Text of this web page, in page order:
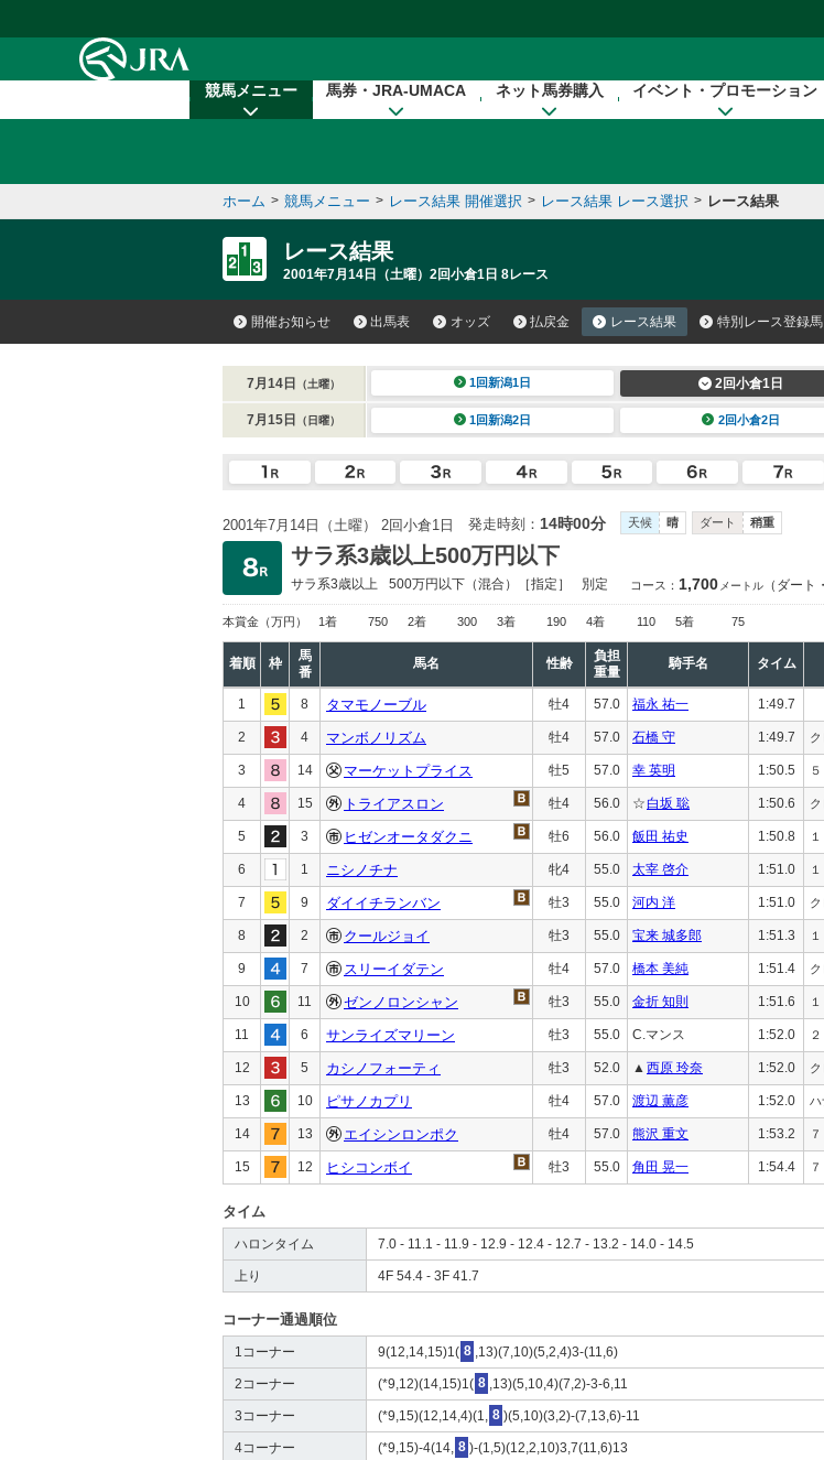
競馬メニュー 馬券・JRA-UMACA ネット馬券購入 イベント・プロモーション
ホーム > 競馬メニュー > レース結果 開催選択 > レース結果 レース選択 > レース結果
レース結果
2001年7月14日（土曜）2回小倉1日 8レース
開催お知らせ 出馬表 オッズ 払戻金 レース結果 特別レース登録馬
7月14日 （土曜） 1回新潟1日 2回小倉1日
7月15日 （日曜） 1回新潟2日 2回小倉2日
2001年7月14日（土曜） 2回小倉1日 発走時刻： 14時00分 天候 晴 ダート 稍重
サラ系3歳以上500万円以下
サラ系3歳以上 500万円以下 （混合）［指定］ 別定 コース： 1,700 メートル （ダート
本賞金 （万円） 1着 750 2着 300 3着 190 4着 110 5着 75
着順 枠
馬
番
馬名 性齢
負担
重量
騎手名 タイム
1 8 タマモノーブル 牡4 57.0 福永 祐一 1:49.7
2 4 マンボノリズム 牡4 57.0 石橋 守 1:49.7
3 14 マーケットプライス 牡5 57.0 幸 英明 1:50.5 ５
4 15 トライアスロン 牡4 56.0 ☆白坂 聡 1:50.6
5 3 ヒゼンオータダクニ 牡6 56.0 飯田 祐史 1:50.8
6 1 ニシノチナ 牝4 55.0 太宰 啓介 1:51.0
7 9 ダイイチランバン 牡3 55.0 河内 洋 1:51.0
8 2 クールジョイ 牡3 55.0 宝来 城多郎 1:51.3
9 7 スリーイダテン 牡4 57.0 橋本 美純 1:51.4
10 11 ゼンノロンシャン 牡3 55.0 金折 知則 1:51.6 １
11 6 サンライズマリーン 牡3 55.0 C.マンス 1:52.0
12 5 カシノフォーティ 牡3 52.0 ▲ 西原 玲奈 1:52.0
13 10 ピサノカプリ 牡4 57.0 渡辺 薫彦 1:52.0 ハ
14 13 エイシンロンポク 牡4 57.0 熊沢 重文 1:53.2 ７
15 12 ヒシコンボイ 牡3 55.0 角田 晃一 1:54.4 ７
タイム
ハロンタイム 7.0 - 11.1 - 11.9 - 12.9 - 12.4 - 12.7 - 13.2 - 14.0 - 14.5
上り 4F 54.4 - 3F 41.7
コーナー通過順位
1コーナー 9(12,14,15)1( 8 ,13)(7,10)(5,2,4)3-(11,6)
2コーナー (*9,12)(14,15)1( 8 ,13)(5,10,4)(7,2)-3-6,11
3コーナー (*9,15)(12,14,4)(1, 8 )(5,10)(3,2)-(7,13,6)-11
4コーナー (*9,15)-4(14, 8 )-(1,5)(12,2,10)3,7(11,6)13